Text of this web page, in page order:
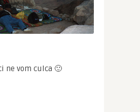
ne vom culca 🙂